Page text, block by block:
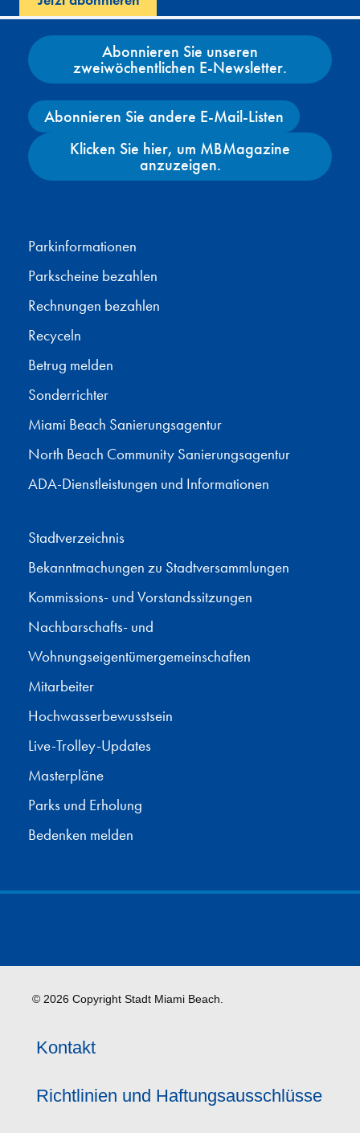
Abonnieren Sie unseren
zweiwöchentlichen E-Newsletter.
Abonnieren Sie andere E-Mail-Listen
Klicken Sie hier, um MBMagazine
anzuzeigen.
Parkinformationen
Parkscheine bezahlen
Rechnungen bezahlen
Recyceln
Betrug melden
Sonderrichter
Miami Beach Sanierungsagentur
North Beach Community Sanierungsagentur
ADA-Dienstleistungen und Informationen
Stadtverzeichnis
Bekanntmachungen zu Stadtversammlungen
Kommissions- und Vorstandssitzungen
Nachbarschafts- und
Wohnungseigentümergemeinschaften
Mitarbeiter
Hochwasserbewusstsein
Live-Trolley-Updates
Masterpläne
Parks und Erholung
Bedenken melden
© 2026 Copyright Stadt Miami Beach.
Kontakt
Richtlinien und Haftungsausschlüsse